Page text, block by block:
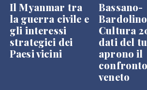
Il Myanmar tra
la guerra civile e
gli interessi
strategici dei
Paesi vicini
Bassano-
Cultura
dati del
aprono il
confronto
veneto